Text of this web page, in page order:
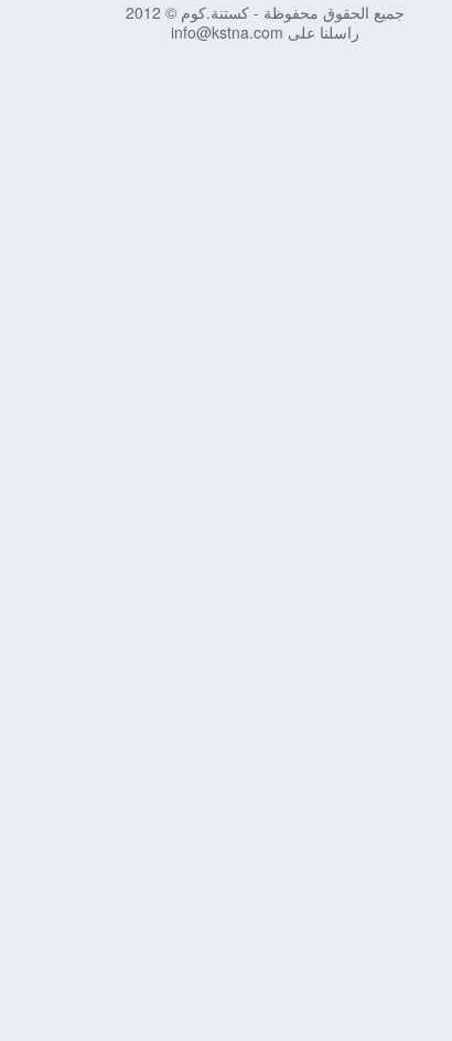
جميع الحقوق محفوظة - كستنة.كوم © 2012
راسلنا على info@kstna.com